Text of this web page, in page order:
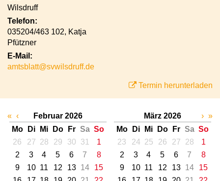
Wilsdruff
Telefon:
035204/463 102, Katja
Pfützner
E-Mail:
amtsblatt@svwilsdruff.de
Termin herunterladen
« ‹
Februar 2026
Mo
Di Mi Do Fr Sa So
26
27 28 29 30 31
1
2
3 4 5 6 7
8
9
10 11 12 13 14
15
März 2026
Mo
Di Mi Do Fr Sa So
23
24 25 26 27 28
1
2
3 4 5 6 7
8
9
10 11 12 13 14
15
› »